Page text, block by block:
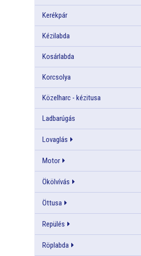
Kerékpár
Kézilabda
Kosárlabda
Korcsolya
Közelharc - kézitusa
Ladbarúgás
Lovaglás
Motor
Ökölvívás
Öttusa
Repülés
Röplabda